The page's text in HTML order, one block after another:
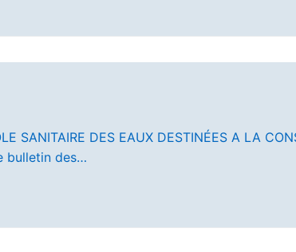
SANITAIRE DES EAUX DESTINÉES A LA
bulletin des…